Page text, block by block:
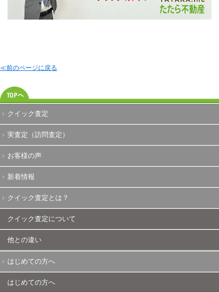
≪前のページに戻る
クイック査定
実査定（訪問査定）
お客様の声
新着情報
クイック査定とは？
クイック査定について
他との違い
はじめての方へ
はじめての方へ